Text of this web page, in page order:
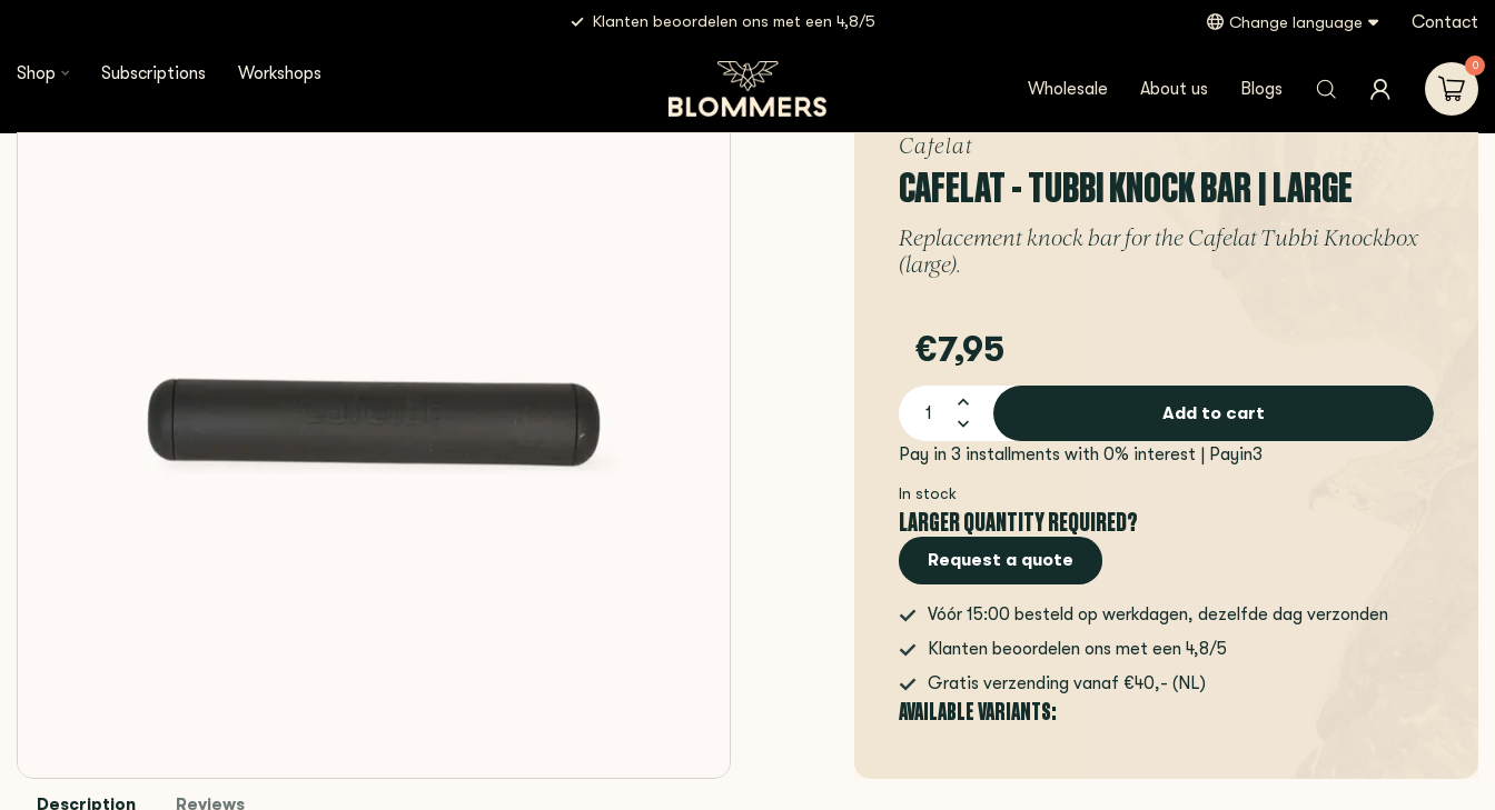
Klanten beoordelen ons met een 4,8/5 Change language Contact
Shop Subscriptions Workshops
Wholesale About us Blogs
0
Cafelat - Tubbi Knock Bar | Large
Cafelat
CAFELAT - TUBBI KNOCK BAR | LARGE
Replacement knock bar for the Cafelat Tubbi Knockbox
(large).
€7,95
Add to cart
Pay in 3 installments with 0% interest | Payin3
In stock
LARGER QUANTITY REQUIRED?
Request a quote
Vóór 15:00 besteld op werkdagen, dezelfde dag verzonden
Klanten beoordelen ons met een 4,8/5
Gratis verzending vanaf €40,- (NL)
AVAILABLE VARIANTS:
Description Reviews